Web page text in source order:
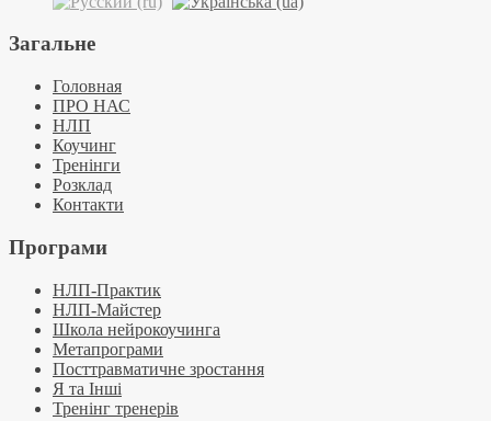
Загальне
Головная
ПРО НАС
НЛП
Коучинг
Тренінги
Розклад
Контакти
Програми
НЛП-Практик
НЛП-Майстер
Школа нейрокоучинга
Метапрограми
Посттравматичне зростання
Я та Інші
Тренінг тренерів